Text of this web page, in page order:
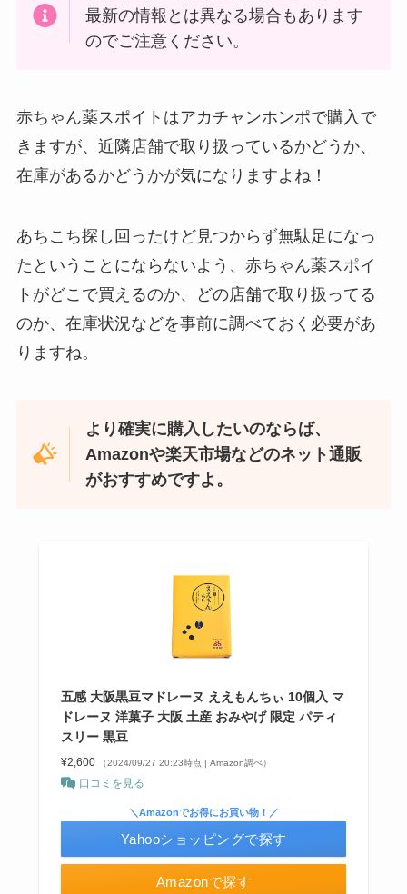
食紅はどこで買える？ダイソーやセリアなどの100
インソールはどこに売ってる？100均やドラッグス
トアで買える！
忍者めし鉄の鎧はどこに売ってる？セブン・ロー
ソンなどのコンビニで買える！
最新の情報とは異なる場合もあります
のでご注意ください。
赤ちゃん薬スポイトはアカチャンホンポで購入で
きますが、近隣店舗で取り扱っているかどうか、
在庫があるかどうかが気になりますよね！
あちこち探し回ったけど見つからず無駄足になっ
たということにならないよう、赤ちゃん薬スポイ
トがどこで買えるのか、どの店舗で取り扱ってる
のか、在庫状況などを事前に調べておく必要があ
りますね。
より確実に購入したいのならば、
Amazonや楽天市場などのネット通販
がおすすめですよ。
五感 大阪黒豆マドレーヌ ええもんちぃ 10個入 マ
ドレーヌ 洋菓子 大阪 土産 おみやげ 限定 パティ
スリー 黒豆
¥2,600 （2024/09/27 20:23時点 | Amazon調べ）
口コミを見る
Amazonで探す
＼Amazonでお得にお買い物！／
Yahooショッピングで探す